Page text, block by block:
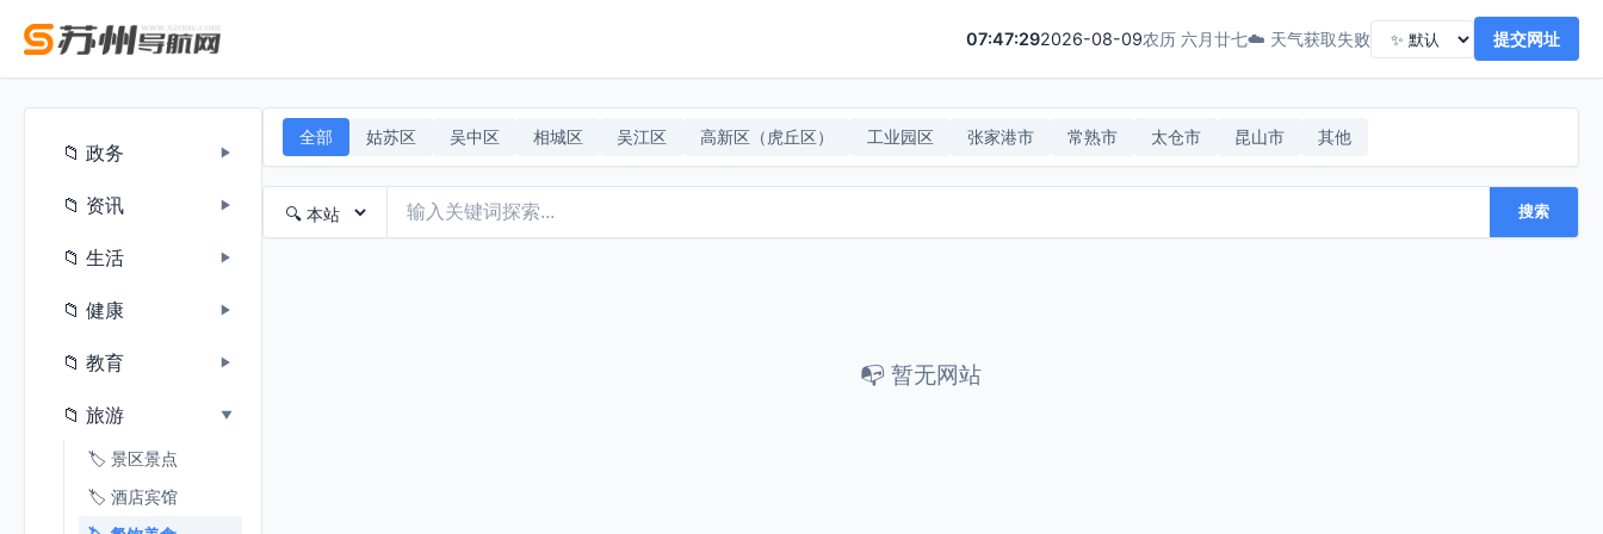
07:47:292026-08-09农历 六月廿七☁️ 天气获取失败 提交网址
📁 政务 ▶
📁 资讯 ▶
📁 生活 ▶
📁 健康 ▶
📁 教育 ▶
📁 旅游 ▶
🏷️ 景区景点
🏷️ 酒店宾馆
全部 姑苏区 吴中区 相城区 吴江区 高新区（虎丘区） 工业园区 张家港市 常熟市 太仓市 昆山市 其他
搜索
📭 暂无网站